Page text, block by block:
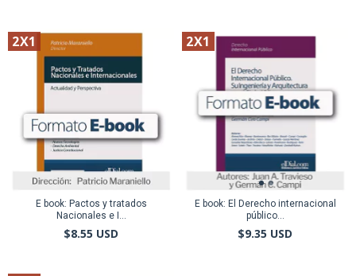
2X1
E book: Pactos y tratados
Nacionales e I...
$8.55 USD
2X1
E book: El Derecho internacional
público...
$9.35 USD